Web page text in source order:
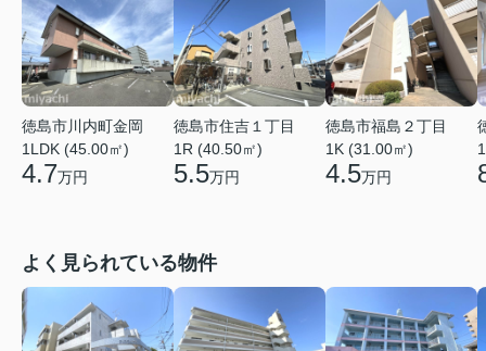
徳島市川内町金岡
1LDK (45.00㎡)
4.7万円
徳島市住吉１丁目
1R (40.50㎡)
5.5万円
徳島市福島２丁目
1K (31.00㎡)
4.5万円
よく見られている物件